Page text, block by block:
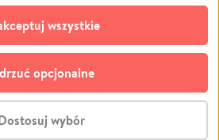
Impreza
Ochrona środowiska
Biznes
SP. Z O.O.
plików cookie
i retargetingowych. Możesz wyrazić
odmówić. W dowolnym momencie masz
na stronie „Zarządzaj zgodami cookie”,
serwisu Pomagam.pl. Opcjonalne pliki
celach:
Dzięki nim możemy zrozumieć, jak
serwisu – skąd trafiają do serwisu, jak
wybór
opcjonalne
wszystkie